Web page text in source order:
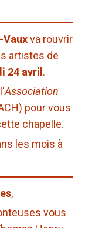
va rouvrir
artistes de
24 avril .
Association
pour vous
chapelle.
les mois à
,
vous